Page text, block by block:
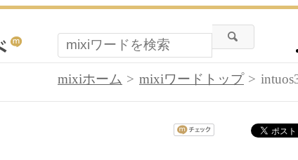
mixiホーム
mixiワードトップ